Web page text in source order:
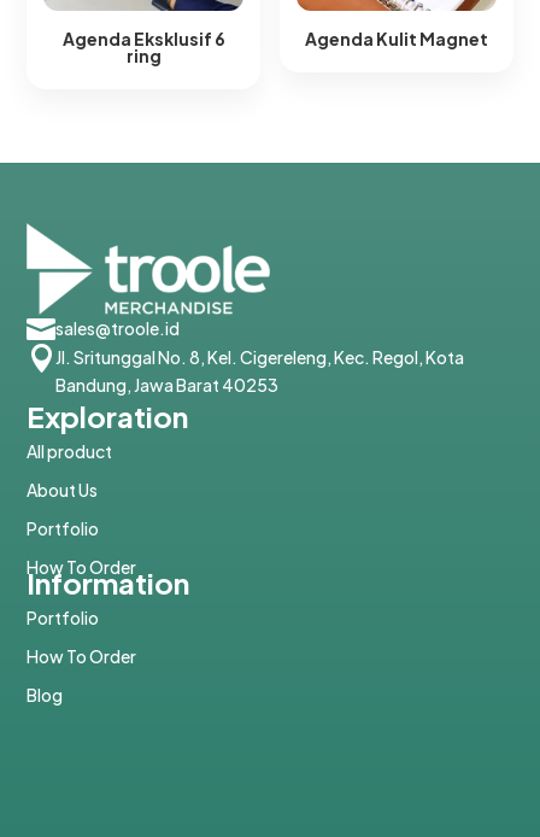
Agenda Eksklusif 6
ring​
Agenda Kulit Magnet​
sales@troole.id
Jl. Sritunggal No. 8, Kel. Cigereleng, Kec. Regol, Kota
Bandung, Jawa Barat 40253
Exploration
All product
About Us
Portfolio
How To Order
Information
Portfolio
How To Order
Blog